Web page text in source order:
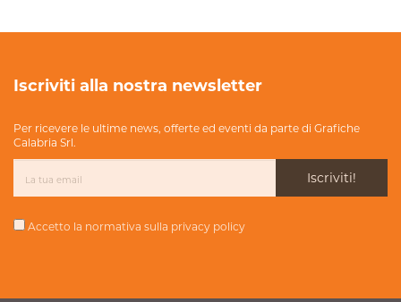
Iscriviti alla nostra newsletter
Per ricevere le ultime news, offerte ed eventi da parte di Grafiche
Calabria Srl.
Iscriviti!
Accetto la normativa sulla privacy policy